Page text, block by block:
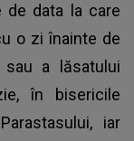
data la care
o zi înainte de
sau a lăsatului
în bisericile
iar